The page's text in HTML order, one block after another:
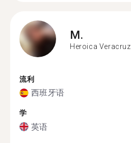
M.
Heroica Veracruz
流利
西班牙语
学
英语